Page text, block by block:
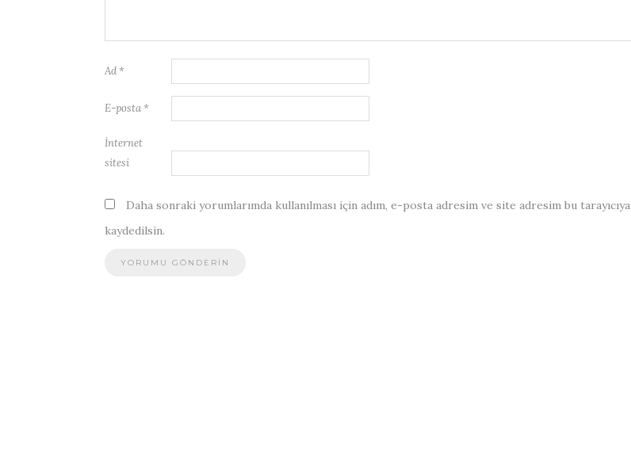
Ad *
E-posta *
İnternet
sitesi
Daha sonraki yorumlarımda kullanılması için adım, e-posta adresim ve site adresim bu tarayıcıya
kaydedilsin.